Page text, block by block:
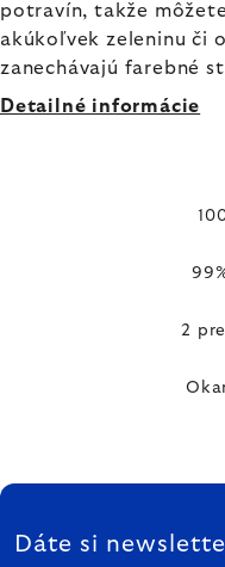
potravín, takže
akúkoľvek zeleninu či
zanechávajú farebné
Detailné informácie
2
ZÁPÄTIE
Dáte si